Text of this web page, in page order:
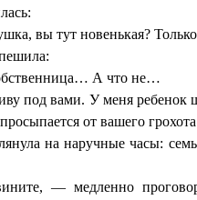
вы тут новенькая?
А что не…
под вами. У меня ребенок
от вашего
на наручные часы:
— медленно